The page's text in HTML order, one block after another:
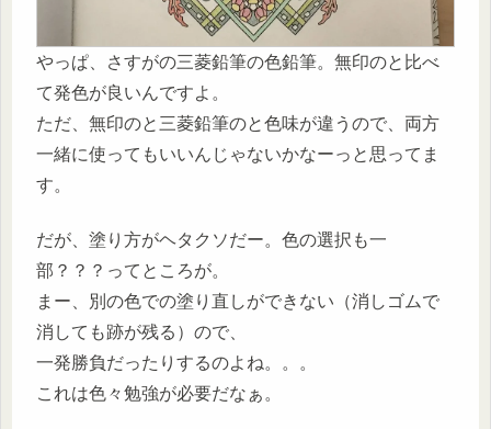
やっぱ、さすがの三菱鉛筆の色鉛筆。無印のと比べ
て発色が良いんですよ。
ただ、無印のと三菱鉛筆のと色味が違うので、両方
一緒に使ってもいいんじゃないかなーっと思ってま
す。
だが、塗り方がヘタクソだー。色の選択も一
部？？？ってところが。
まー、別の色での塗り直しができない（消しゴムで
消しても跡が残る）ので、
一発勝負だったりするのよね。。。
これは色々勉強が必要だなぁ。